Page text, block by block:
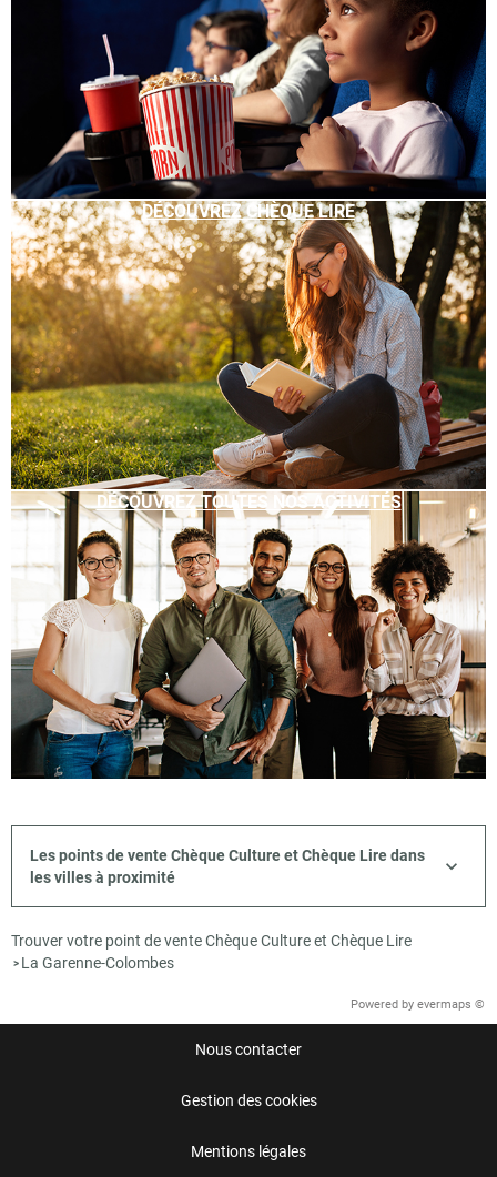
DÉCOUVREZ CHÈQUE LIRE
DÉCOUVREZ TOUTES NOS ACTIVITÉS
Les points de vente Chèque Culture et Chèque Lire dans
les villes à proximité
Trouver votre point de vente Chèque Culture et Chèque Lire
> La Garenne-Colombes
Powered by evermaps ©
Nous contacter
Gestion des cookies
Mentions légales